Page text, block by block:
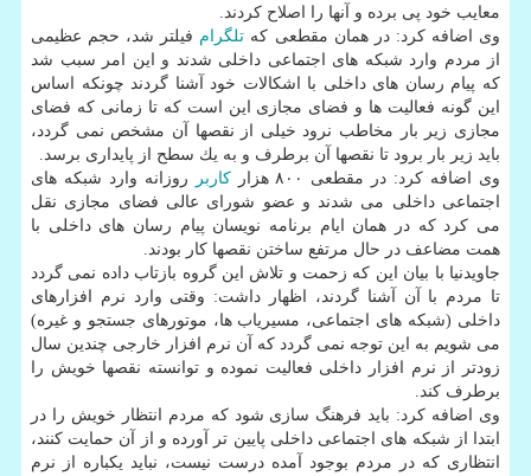
معایب خود پی برده و آنها را اصلاح كردند.
وی اضافه كرد: در همان مقطعی كه تلگرام فیلتر شد، حجم عظیمی
از مردم وارد شبكه های اجتماعی داخلی شدند و این امر سبب شد
كه پیام رسان های داخلی با اشكالات خود آشنا گردند چونكه اساس
این گونه فعالیت ها و فضای مجازی این است كه تا زمانی كه فضای
مجازی زیر بار مخاطب نرود خیلی از نقصها آن مشخص نمی گردد،
باید زیر بار برود تا نقصها آن برطرف و به یك سطح از پایداری برسد.
وی اضافه كرد: در مقطعی ۸۰۰ هزار
كاربر
روزانه وارد شبكه های
اجتماعی داخلی می شدند و عضو شورای عالی فضای مجازی نقل
می كرد كه در همان ایام برنامه نویسان پیام رسان های داخلی با
همت مضاعف در حال مرتفع ساختن نقصها كار بودند.
جاویدنیا با بیان این كه زحمت و تلاش این گروه بازتاب داده نمی گردد
تا مردم با آن آشنا گردند، اظهار داشت: وقتی وارد نرم افزارهای
داخلی (شبكه های اجتماعی، مسیریاب ها، موتورهای جستجو و غیره)
می شویم به این توجه نمی گردد كه آن نرم افزار خارجی چندین سال
زودتر از نرم افزار داخلی فعالیت نموده و توانسته نقصها خویش را
برطرف كند.
وی اضافه كرد: باید فرهنگ سازی شود كه مردم انتظار خویش را در
ابتدا از شبكه های اجتماعی داخلی پایین تر آورده و از آن حمایت كنند،
انتظاری كه در مردم بوجود آمده درست نیست، نباید یكباره از نرم